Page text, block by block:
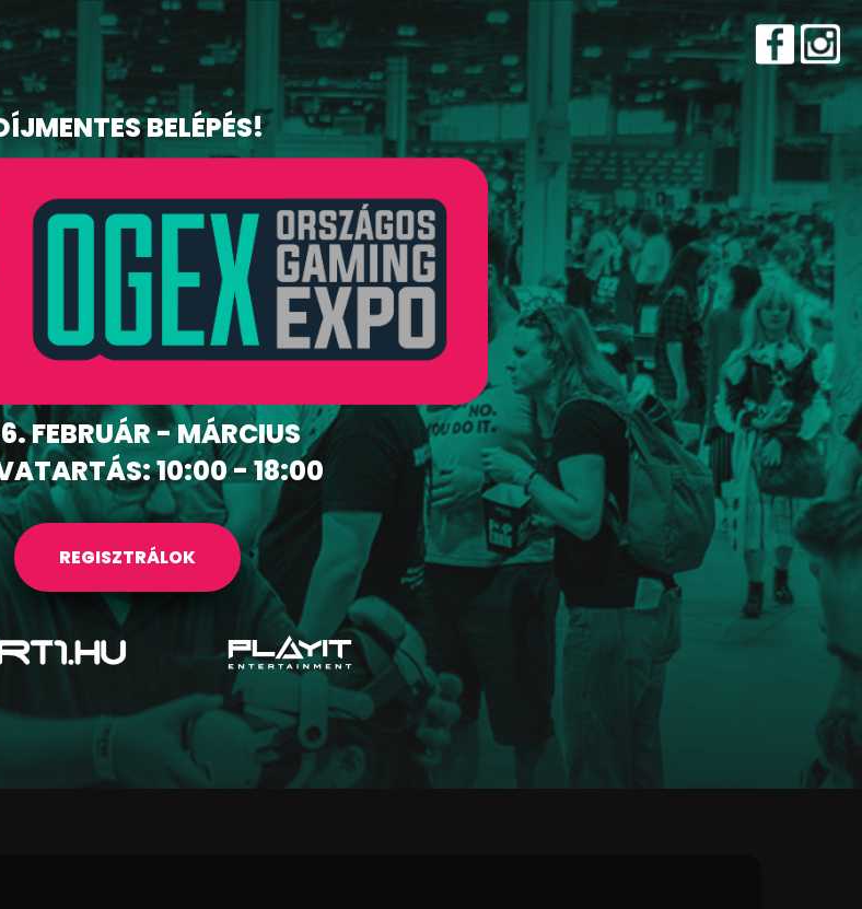
BELÉPÉS!
FEBRUÁR - MÁRCIUS
10:00 - 18:00
REGISZTRÁLOK